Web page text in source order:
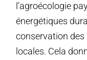
l’agroécologie
énergétiques
conservation
locales. Cela